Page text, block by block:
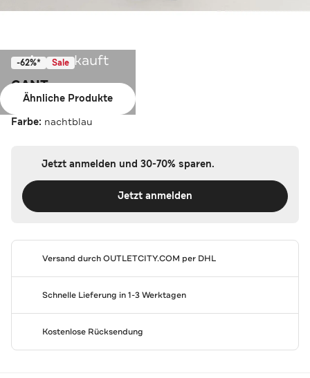
Ausverkauft
Ähnliche Produkte
-62%* Sale
GANT
Cordhose nachtblau
Farbe: nachtblau
Jetzt anmelden und 30-70% sparen.
Jetzt anmelden
Versand durchOUTLETCITY.COM per DHL
Schnelle Lieferung in 1-3 Werktagen
Kostenlose Rücksendung